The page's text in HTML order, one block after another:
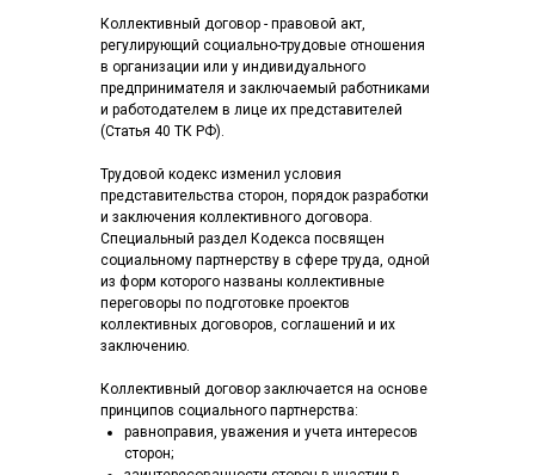
Коллективный договор - правовой акт,
регулирующий социально-трудовые отношения
в организации или у индивидуального
предпринимателя и заключаемый работниками
и работодателем в лице их представителей
(Статья 40 ТК РФ).
Трудовой кодекс изменил условия
представительства сторон, порядок разработки
и заключения коллективного договора.
Специальный раздел Кодекса посвящен
социальному партнерству в сфере труда, одной
из форм которого названы коллективные
переговоры по подготовке проектов
коллективных договоров, соглашений и их
заключению.
Коллективный договор заключается на основе
принципов социального партнерства:
равноправия, уважения и учета интересов
сторон;